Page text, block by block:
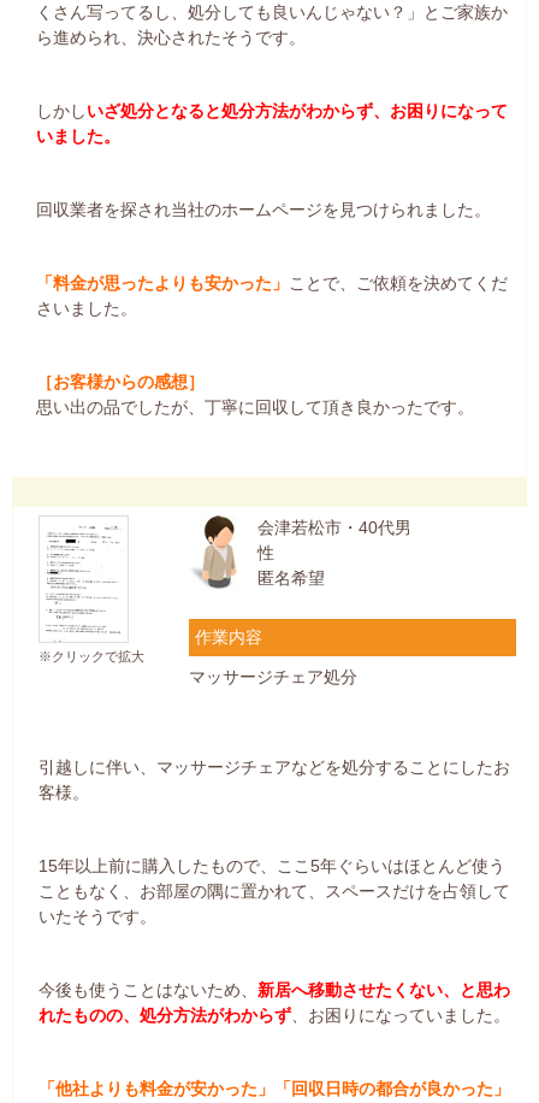
くさん写ってるし、処分しても良いんじゃない？」とご家族か
ら進められ、決心されたそうです。
しかしいざ処分となると処分方法がわからず、お困りになって
いました。
回収業者を探され当社のホームページを見つけられました。
「料金が思ったよりも安かった」 ことで、ご依頼を決めてくだ
さいました。
［お客様からの感想］
思い出の品でしたが、丁寧に回収して頂き良かったです。
※クリックで拡大
会津若松市・40代男
性
匿名希望
作業内容
マッサージチェア処分
引越しに伴い、マッサージチェアなどを処分することにしたお
客様。
15年以上前に購入したもので、ここ5年ぐらいはほとんど使う
こともなく、お部屋の隅に置かれて、スペースだけを占領して
いたそうです。
今後も使うことはないため、 新居へ移動させたくない、と思わ
れたものの、処分方法がわからず、お困りになっていました。
「他社よりも料金が安かった」「回収日時の都合が良かった」